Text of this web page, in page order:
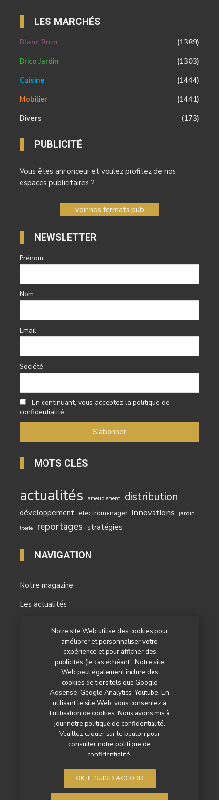
Notre site Web utilise des cookies pour
améliorer et personnaliser votre
expérience et pour afficher des
publicités (le cas échéant). Notre site
Web peut également inclure des
cookies de tiers tels que Google
Adsense, Google Analytics, Youtube. En
utilisant le site Web, vous consentez à
l'utilisation de cookies. Nous avons mis à
jour notre politique de confidentialité.
Veuillez cliquer sur le bouton pour
consulter notre politique de
confidentialité.
OK, JE SUIS D'ACCORD
LES MARCHÉS
Blanc Brun
(1389)
Brico Jardin
(1303)
Cuisine
(1444)
Mobilier
(1441)
Divers
(173)
PUBLICITÉ
Vous êtes annonceur et voulez profitez de nos
espaces publicitaires ?
voir nos formats pub
NEWSLETTER
Prénom
Nom
Email
Société
En continuant, vous acceptez la politique de
confidentialité
MOTS CLÉS
actualités ameublement distribution
développement electromenager innovations jardin
literie reportages stratégies
NAVIGATION
Notre magazine
Les actualités
Nos autres titres
Qui sommes-nous ?
Contactez-nous
Politique de confidentialité